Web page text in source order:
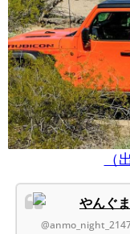
（
やんぐま